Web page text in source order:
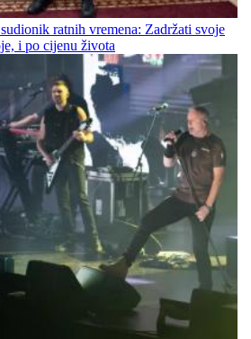
ratnih vremena: Zadržati svoje
i po cijenu života